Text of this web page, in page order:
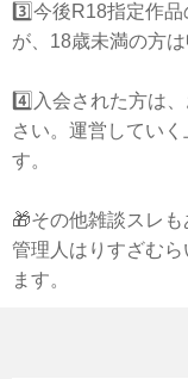
3️⃣今後R18指定作
が、18歳未満の方
4️⃣入会された方は
さい。運営してい
す。
🎁その他雑談スレも
管理人はりすざむ
ます。